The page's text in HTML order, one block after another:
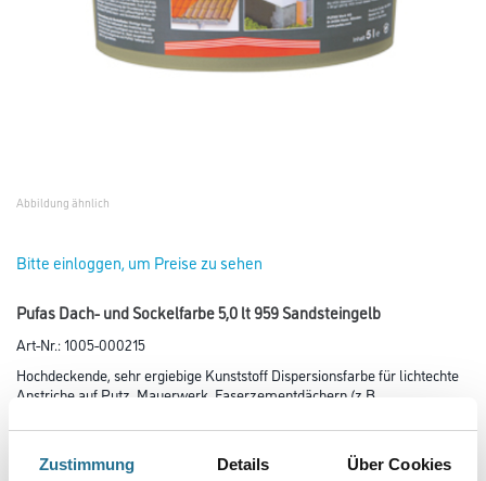
Zustimmung Details Über Cookies
Abbildung ähnlich
Bitte einloggen, um Preise zu sehen
Pufas Dach- und Sockelfarbe 5,0 lt 959 Sandsteingelb
Art-Nr.:1005-000215
Hochdeckende, sehr ergiebige Kunststoff Dispersionsfarbe für lichtechte
Anstriche auf Putz, Mauerwerk, Faserzementdächern (z.B.
Farbtonbezeichnung